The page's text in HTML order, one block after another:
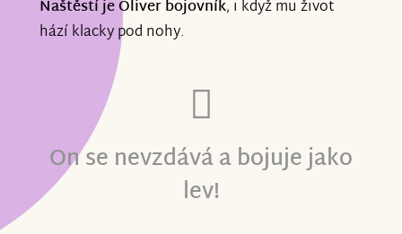
Naštěstí je Oliver bojovník, i když mu život
hází klacky pod nohy.
On se nevzdává a bojuje jako
lev!